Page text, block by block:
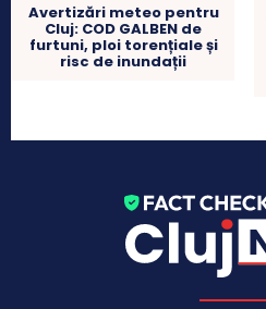
Avertizări meteo pentru
Cluj: COD GALBEN de
furtuni, ploi torențiale și
risc de inundații